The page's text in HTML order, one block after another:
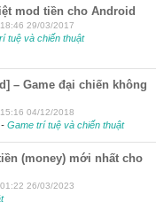
mod tiền cho Android
18:46 29/03/2017
tuệ và chiến thuật
– Game đại chiến không
15:16 04/12/2018
- Game trí tuệ và chiến thuật
(money) mới nhất cho
01:22 26/03/2023